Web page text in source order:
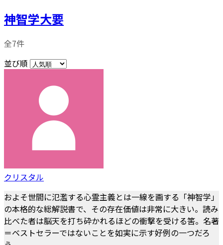
神智学大要
全7件
並び順
クリスタル
およそ世間に氾濫する心霊主義とは一線を画する「神智学」
の本格的な総解説書で、その存在価値は非常に大きい。読み
比べた者は脳天を打ち砕かれるほどの衝撃を受ける筈。名著
＝ベストセラーではないことを如実に示す好例の一つだろ